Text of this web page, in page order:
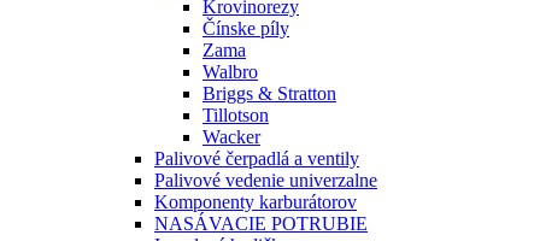
Krovinorezy
Čínske píly
Zama
Walbro
Briggs & Stratton
Tillotson
Wacker
Palivové čerpadlá a ventily
Palivové vedenie univerzalne
Komponenty karburátorov
NASÁVACIE POTRUBIE